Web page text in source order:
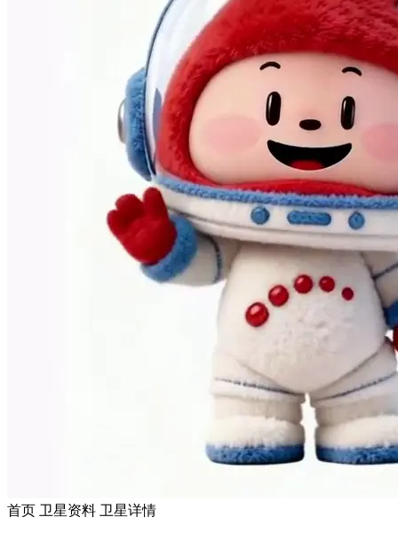
首页 卫星资料 卫星详情